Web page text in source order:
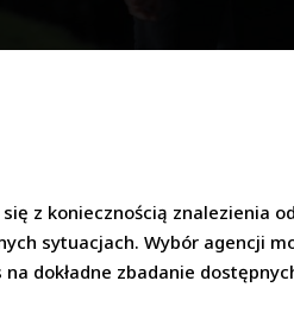
z koniecznością znalezienia
sytuacjach. Wybór agencji
dokładne zbadanie